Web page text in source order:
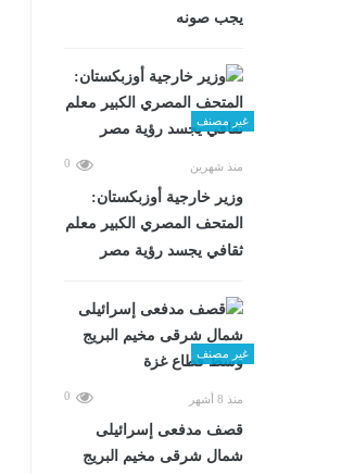
يجب صونه
غير مصنف
منذ شهرين 0
وزير خارجية أوزبكستان:
المتحف المصري الكبير معلم
ثقافي يجسد رؤية مصر
غير مصنف
منذ 8 أشهر 0
قصف مدفعى إسرائيلى
شمال شرقى مخيم البريج